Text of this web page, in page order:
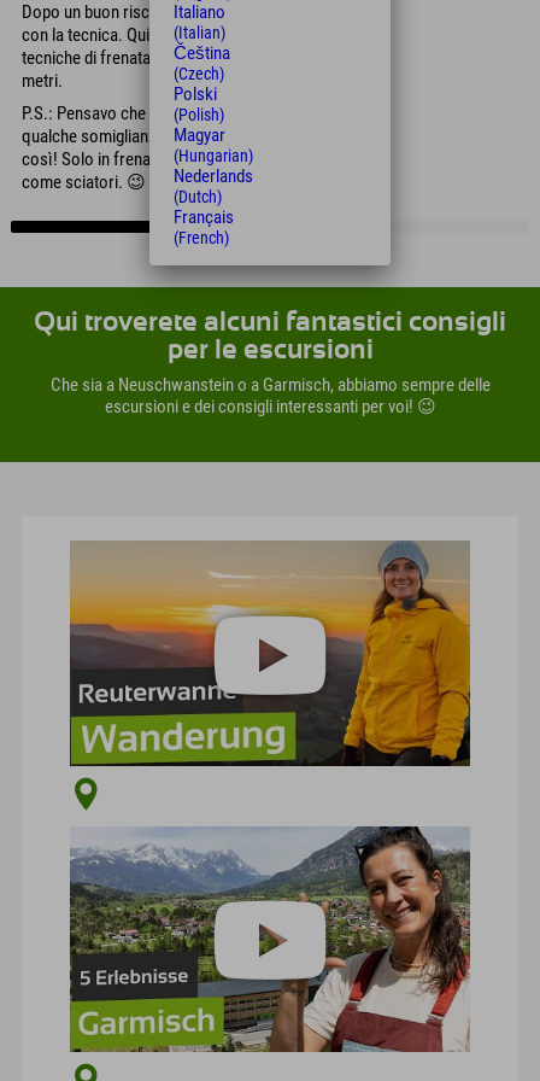
Dopo un buon riscaldamento, abbiamo iniziato
con la tecnica. Qui abbiamo provato diverse
tecniche di frenata e abbiamo percorso i primi
metri.
P.S.: Pensavo che lo skating avesse almeno
qualche somiglianza con lo sci, ma non è stato
così! Solo in frenata si ha un leggero vantaggio
come sciatori. 😉
Qui troverete alcuni fantastici consigli
per le escursioni
Che sia a Neuschwanstein o a Garmisch, abbiamo sempre delle
escursioni e dei consigli interessanti per voi! 😉
Italiano
(Italian)
Čeština
(Czech)
Polski
(Polish)
Magyar
(Hungarian)
Nederlands
(Dutch)
Français
(French)